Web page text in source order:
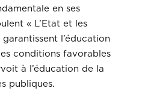
en ses
« L’Etat et les
l’éducation
conditions favorables
à l’éducation de la
publiques.